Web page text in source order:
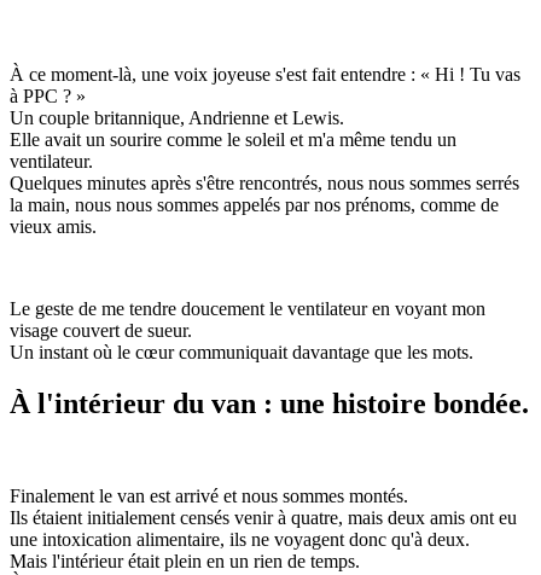
À ce moment-là, une voix joyeuse s'est fait entendre : « Hi ! Tu vas
à PPC ? »
Un couple britannique, Andrienne et Lewis.
Elle avait un sourire comme le soleil et m'a même tendu un
ventilateur.
Quelques minutes après s'être rencontrés, nous nous sommes serrés
la main, nous nous sommes appelés par nos prénoms, comme de
vieux amis.
Le geste de me tendre doucement le ventilateur en voyant mon
visage couvert de sueur.
Un instant où le cœur communiquait davantage que les mots.
À l'intérieur du van : une histoire bondée.
Finalement le van est arrivé et nous sommes montés.
Ils étaient initialement censés venir à quatre, mais deux amis ont eu
une intoxication alimentaire, ils ne voyagent donc qu'à deux.
Mais l'intérieur était plein en un rien de temps.